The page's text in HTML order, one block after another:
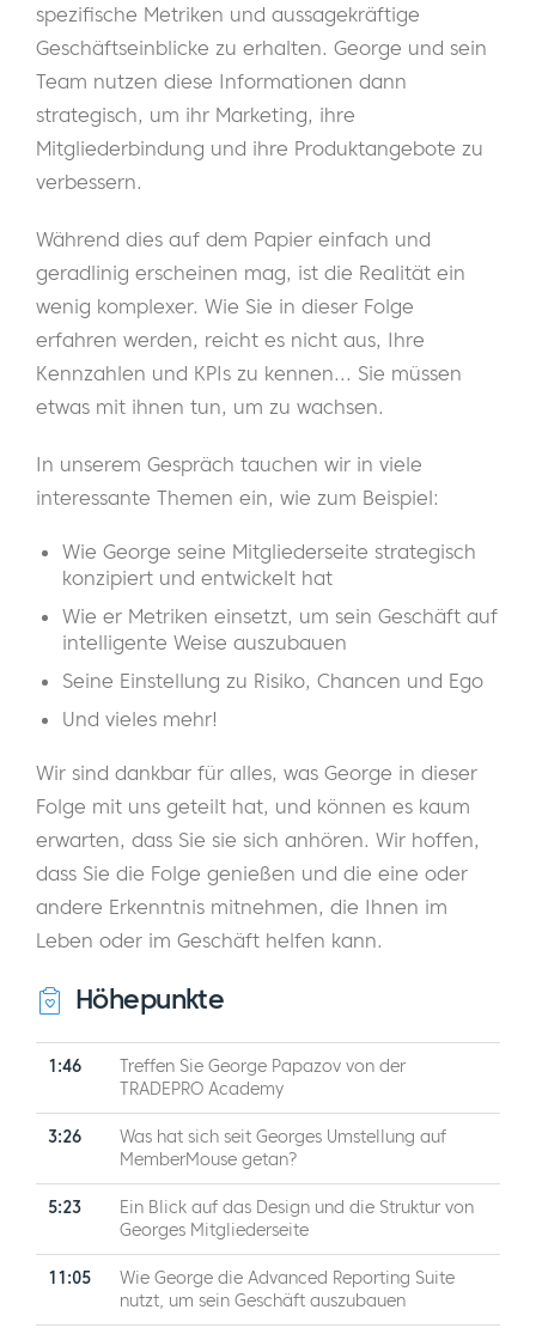
spezifische Metriken und aussagekräftige
Geschäftseinblicke zu erhalten. George und sein
Team nutzen diese Informationen dann
strategisch, um ihr Marketing, ihre
Mitgliederbindung und ihre Produktangebote zu
verbessern.
Während dies auf dem Papier einfach und
geradlinig erscheinen mag, ist die Realität ein
wenig komplexer. Wie Sie in dieser Folge
erfahren werden, reicht es nicht aus, Ihre
Kennzahlen und KPIs zu kennen... Sie müssen
etwas mit ihnen tun, um zu wachsen.
In unserem Gespräch tauchen wir in viele
interessante Themen ein, wie zum Beispiel:
Wie George seine Mitgliederseite strategisch
konzipiert und entwickelt hat
Wie er Metriken einsetzt, um sein Geschäft auf
intelligente Weise auszubauen
Seine Einstellung zu Risiko, Chancen und Ego
Und vieles mehr!
Wir sind dankbar für alles, was George in dieser
Folge mit uns geteilt hat, und können es kaum
erwarten, dass Sie sie sich anhören. Wir hoffen,
dass Sie die Folge genießen und die eine oder
andere Erkenntnis mitnehmen, die Ihnen im
Leben oder im Geschäft helfen kann.
Höhepunkte
1:46
Treffen Sie George Papazov von der
TRADEPRO Academy
3:26
Was hat sich seit Georges Umstellung auf
MemberMouse getan?
5:23
Ein Blick auf das Design und die Struktur von
Georges Mitgliederseite
11:05
Wie George die Advanced Reporting Suite
nutzt, um sein Geschäft auszubauen